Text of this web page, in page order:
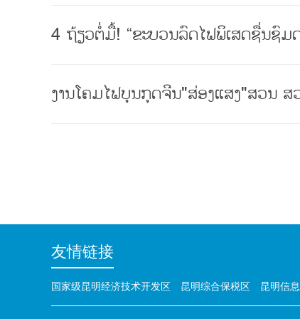
4 ຖ້ຽວຕໍ່ມື້! “ຂະບວນລົດໄຟພິເສດຊື່ນຊົມ
ງານໂຄມໄຟບຸນກຸດຈີນ"ສ່ອງແສງ"ສວນ
友情链接
国家级昆明经济技术开发区 昆明综合保税区 昆明信